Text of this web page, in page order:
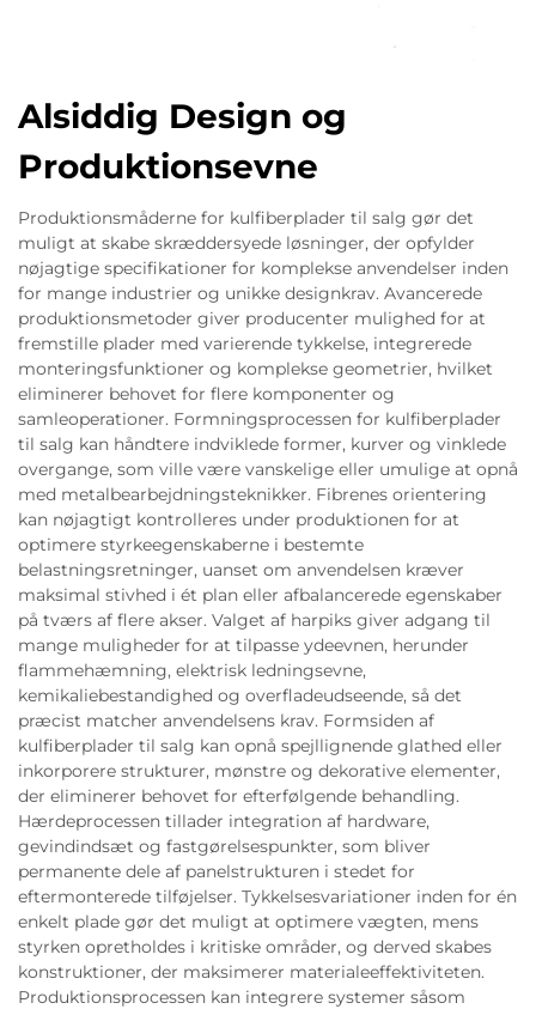
Alsiddig Design og
Produktionsevne
Produktionsmåderne for kulfiberplader til salg gør det
muligt at skabe skræddersyede løsninger, der opfylder
nøjagtige specifikationer for komplekse anvendelser inden
for mange industrier og unikke designkrav. Avancerede
produktionsmetoder giver producenter mulighed for at
fremstille plader med varierende tykkelse, integrerede
monteringsfunktioner og komplekse geometrier, hvilket
eliminerer behovet for flere komponenter og
samleoperationer. Formningsprocessen for kulfiberplader
til salg kan håndtere indviklede former, kurver og vinklede
overgange, som ville være vanskelige eller umulige at opnå
med metalbearbejdningsteknikker. Fibrenes orientering
kan nøjagtigt kontrolleres under produktionen for at
optimere styrkeegenskaberne i bestemte
belastningsretninger, uanset om anvendelsen kræver
maksimal stivhed i ét plan eller afbalancerede egenskaber
på tværs af flere akser. Valget af harpiks giver adgang til
mange muligheder for at tilpasse ydeevnen, herunder
flammehæmning, elektrisk ledningsevne,
kemikaliebestandighed og overfladeudseende, så det
præcist matcher anvendelsens krav. Formsiden af
kulfiberplader til salg kan opnå spejllignende glathed eller
inkorporere strukturer, mønstre og dekorative elementer,
der eliminerer behovet for efterfølgende behandling.
Hærdeprocessen tillader integration af hardware,
gevindindsæt og fastgørelsespunkter, som bliver
permanente dele af panelstrukturen i stedet for
eftermonterede tilføjelser. Tykkelsesvariationer inden for én
enkelt plade gør det muligt at optimere vægten, mens
styrken opretholdes i kritiske områder, og derved skabes
konstruktioner, der maksimerer materialeeffektiviteten.
Produktionsprocessen kan integrere systemer såsom